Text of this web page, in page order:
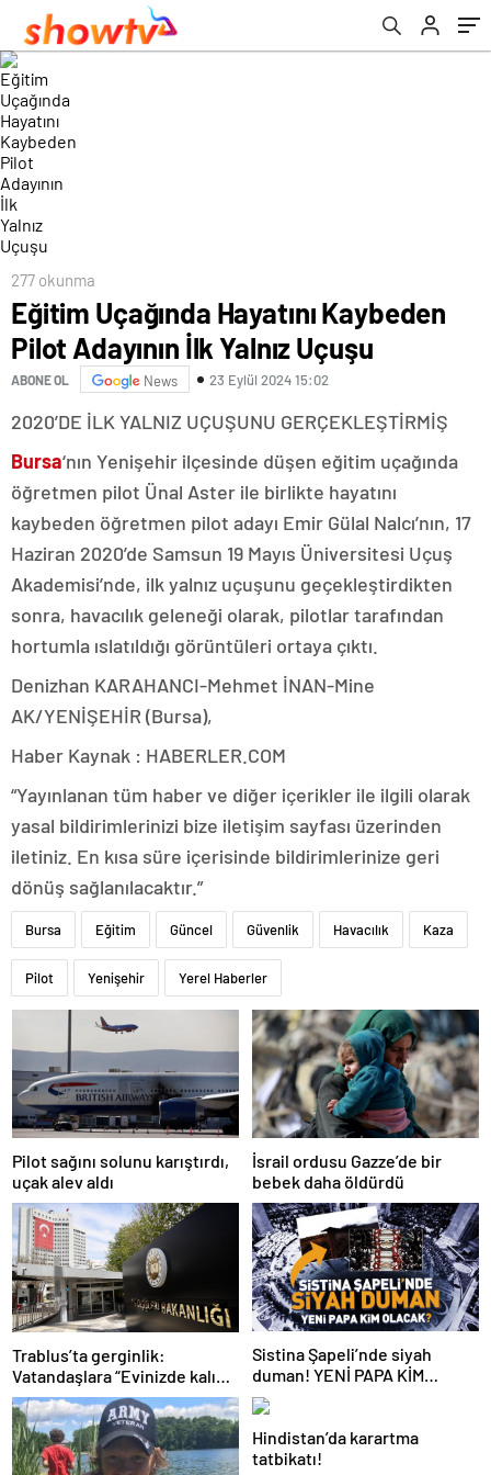
277 okunma
Eğitim Uçağında Hayatını Kaybeden
Pilot Adayının İlk Yalnız Uçuşu
ABONE OL News 23 Eylül 2024 15:02
2020’DE İLK YALNIZ UÇUŞUNU GERÇEKLEŞTİRMİŞ
Bursa‘nın Yenişehir ilçesinde düşen eğitim uçağında
öğretmen pilot Ünal Aster ile birlikte hayatını
kaybeden öğretmen pilot adayı Emir Gülal Nalcı’nın, 17
Haziran 2020’de Samsun 19 Mayıs Üniversitesi Uçuş
Akademisi’nde, ilk yalnız uçuşunu geçekleştirdikten
sonra, havacılık geleneği olarak, pilotlar tarafından
hortumla ıslatıldığı görüntüleri ortaya çıktı.
Denizhan KARAHANCI-Mehmet İNAN-Mine
AK/YENİŞEHİR (Bursa),
Haber Kaynak : HABERLER.COM
“Yayınlanan tüm haber ve diğer içerikler ile ilgili olarak
yasal bildirimlerinizi bize iletişim sayfası üzerinden
iletiniz. En kısa süre içerisinde bildirimlerinize geri
dönüş sağlanılacaktır.”
Bursa Eğitim Güncel Güvenlik Havacılık Kaza
Pilot Yenişehir Yerel Haberler
Pilot sağını solunu karıştırdı,
uçak alev aldı
İsrail ordusu Gazze’de bir
bebek daha öldürdü
Trablus’ta gerginlik:
Vatandaşlara “Evinizde kalın”
çağrısı
Sistina Şapeli’nde siyah
duman! YENİ PAPA KİM
OLACAK?
Hindistan’da karartma
tatbikatı!